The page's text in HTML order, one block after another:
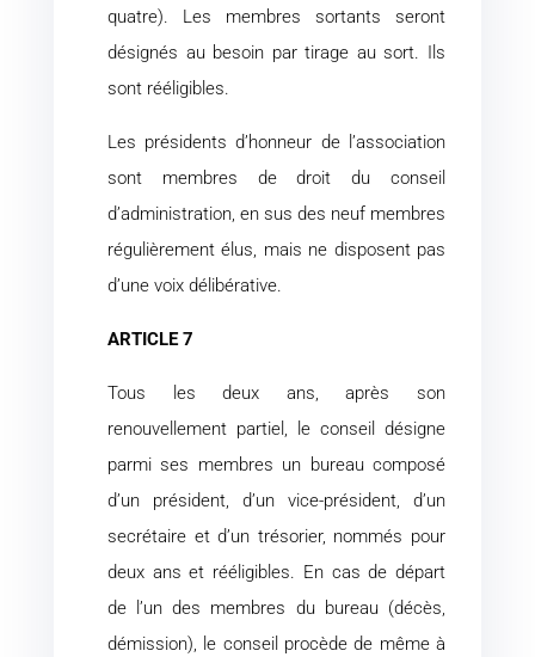
quatre). Les membres sortants seront
désignés au besoin par tirage au sort. Ils
sont rééligibles.
Les présidents d’honneur de l’association
sont membres de droit du conseil
d’administration, en sus des neuf membres
régulièrement élus, mais ne disposent pas
d’une voix délibérative.
ARTICLE 7
Tous les deux ans, après son
renouvellement partiel, le conseil désigne
parmi ses membres un bureau composé
d’un président, d’un vice-président, d’un
secrétaire et d’un trésorier, nommés pour
deux ans et rééligibles. En cas de départ
de l’un des membres du bureau (décès,
démission), le conseil procède de même à